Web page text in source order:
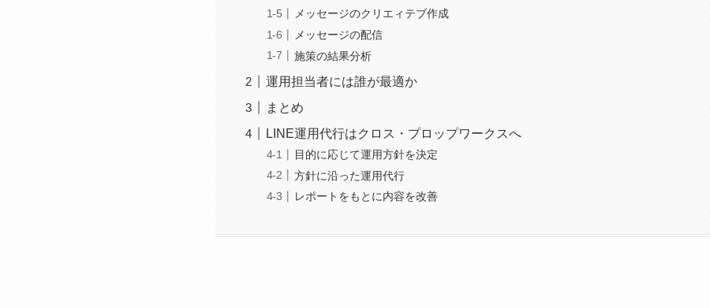
メッセージのクリエィテブ作成
メッセージの配信
施策の結果分析
運用担当者には誰が最適か
まとめ
LINE運用代行はクロス・プロップワークスへ
目的に応じて運用方針を決定
方針に沿った運用代行
レポートをもとに内容を改善